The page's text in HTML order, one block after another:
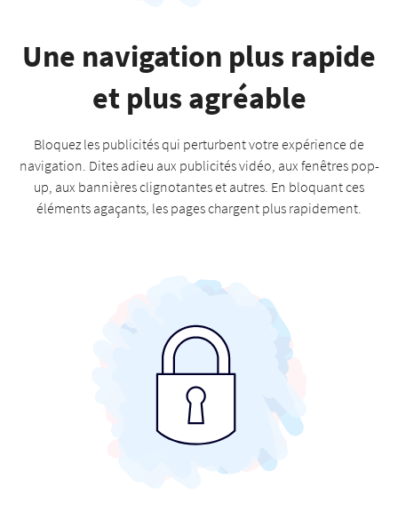
Une navigation plus rapide
et plus agréable
Bloquez les publicités qui perturbent votre expérience de
navigation. Dites adieu aux publicités vidéo, aux fenêtres pop-
up, aux bannières clignotantes et autres. En bloquant ces
éléments agaçants, les pages chargent plus rapidement.